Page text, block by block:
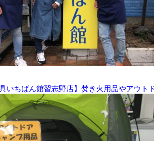
いちばん館習志野店】焚き火用品やアウト